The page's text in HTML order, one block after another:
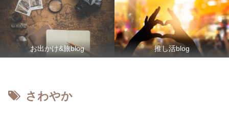
お出かけ&旅blog 推し活blog
さわやか